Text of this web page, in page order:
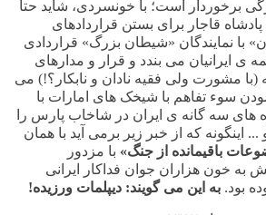
برخوردار است؛ با خونسردی، شاید حتا
پادشاه قاجار برای بستن قراردادهای
با نمایندگان «شیطان بزرگ» قراردادی
ی ایرانیان می بندد و قرار و مدارهای
(با مشورت ولی فقیه نادان و نابکار؟!) می
سوء تفاهم با شیخک های امارات با
سه گانه ی ایران در شاخاب پارس را
اینگونه که از خبر زیر برمی آید با همان
باقیمانده از جنگ» با مزدور
به خون هزاران جوان فداکار ایرانی
بود. به این می گویند: دیپلمات ورزیده!